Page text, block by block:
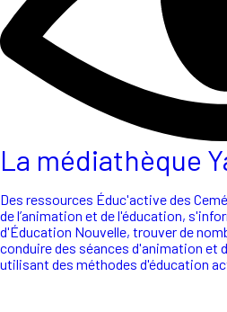
La médiathèque
Des ressources Éduc'active des
de l’animation et de l'éducation,
d'Éducation Nouvelle, trouver de
conduire des séances d'animation et
utilisant des méthodes d'éducation